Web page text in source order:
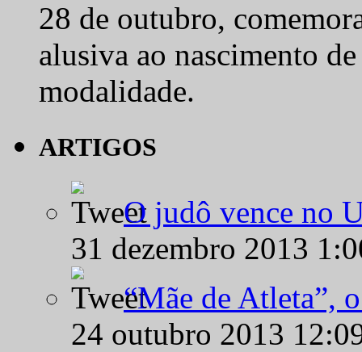
28 de outubro,
alusiva ao nascimento
modalidade.
ARTIGOS
O judô vence no
31 dezembro 2013
“Mãe de Atleta”,
24 outubro 2013